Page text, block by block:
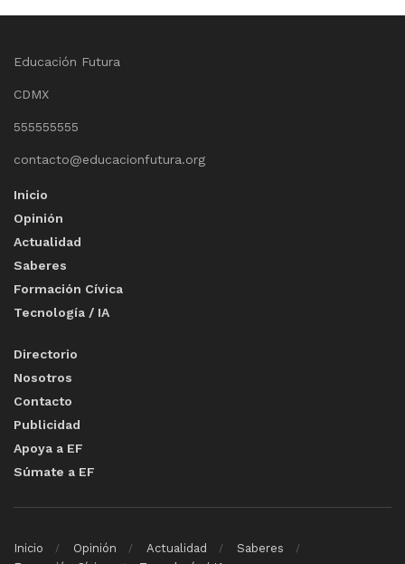
Educación Futura
CDMX
555555555
contacto@educacionfutura.org
Inicio
Opinión
Actualidad
Saberes
Formación Cívica
Tecnología / IA
Directorio
Nosotros
Contacto
Publicidad
Apoya a EF
Súmate a EF
Inicio Opinión Actualidad
Saberes